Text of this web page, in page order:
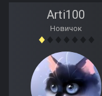
Arti100
Новичок